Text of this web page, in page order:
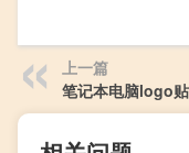
上一篇
笔记本电脑logo贴